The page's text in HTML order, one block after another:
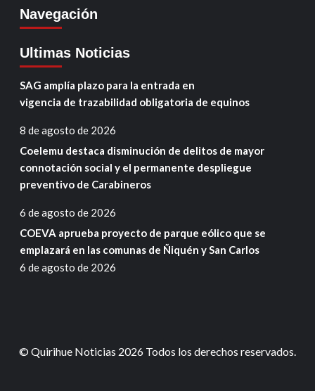
Navegación
Ultimas Noticias
SAG amplía plazo para la entrada en
vigencia de trazabilidad obligatoria de equinos
8 de agosto de 2026
Coelemu destaca disminución de delitos de mayor
connotación social y el permanente despliegue
preventivo de Carabineros
6 de agosto de 2026
COEVA aprueba proyecto de parque eólico que se
emplazará en las comunas de Ñiquén y San Carlos
6 de agosto de 2026